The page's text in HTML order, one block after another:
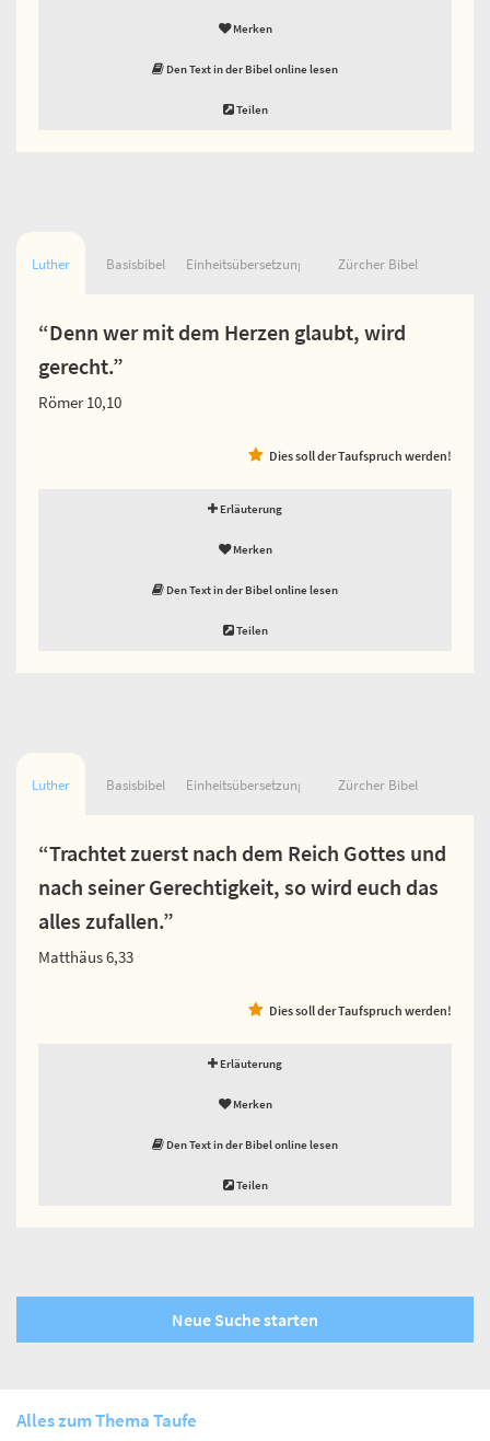
Merken
Den Text in der Bibel online lesen
Teilen
Luther Basisbibel Einheitsübersetzung Zürcher Bibel
“Denn wer mit dem Herzen glaubt, wird
gerecht.”
Römer 10,10
Dies soll der Taufspruch werden!
Erläuterung
Merken
Den Text in der Bibel online lesen
Teilen
Luther Basisbibel Einheitsübersetzung Zürcher Bibel
“Trachtet zuerst nach dem Reich Gottes und
nach seiner Gerechtigkeit, so wird euch das
alles zufallen.”
Matthäus 6,33
Dies soll der Taufspruch werden!
Erläuterung
Merken
Den Text in der Bibel online lesen
Teilen
Neue Suche starten
Alles zum Thema Taufe